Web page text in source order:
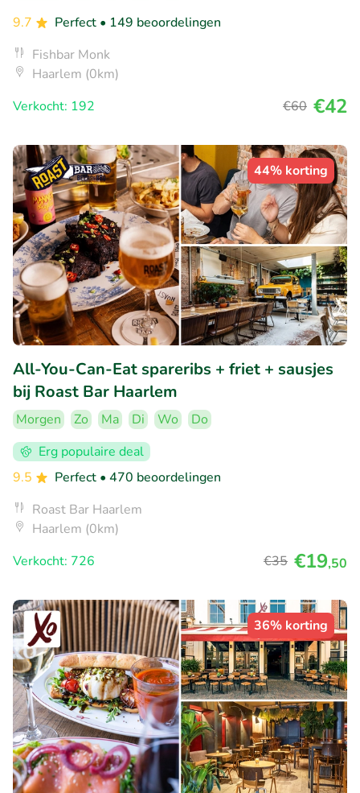
9.7
Perfect • 149 beoordelingen
Fishbar Monk
Haarlem (0km)
Verkocht: 192
€60 €42
44% korting
All-You-Can-Eat spareribs + friet + sausjes
bij Roast Bar Haarlem
Morgen Zo Ma Di Wo
Do
Erg populaire deal
9.5
Perfect • 470 beoordelingen
Roast Bar Haarlem
Haarlem (0km)
Verkocht: 726
€35 €19,50
36% korting